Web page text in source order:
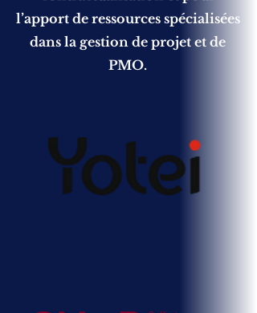
l’apport de ressources spécialisées
dans la gestion de projet et de
PMO.